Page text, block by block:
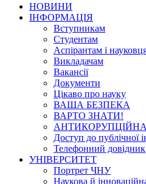
НОВИНИ
ІНФОРМАЦІЯ
Вступникам
Студентам
Аспірантам і
Викладачам
Вакансії
Документи
Цікаво про науку
ВАША БЕЗПЕКА
ВАРТО ЗНАТИ!
АНТИКОРУПЦІЙНА
Доступ до публічної
Телефонний довідник
УНІВЕРСИТЕТ
Портрет ЧНУ
Наукова й